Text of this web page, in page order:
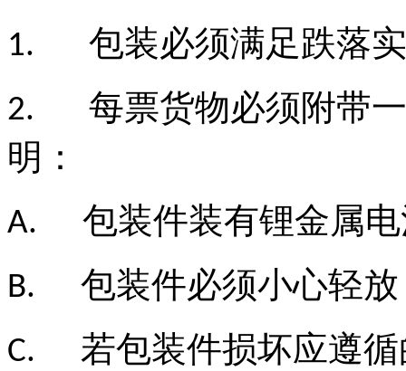
1. 包装必须满足跌落
2.
每票货物必须附带
明：
A. 包装件装有锂金属
B. 包装件必须小心轻
C.
若包装件损坏应遵